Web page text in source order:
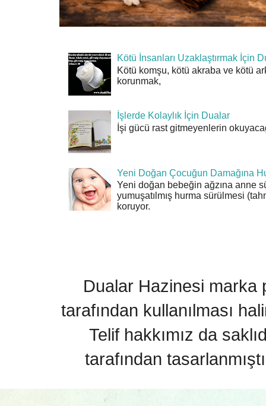
Kötü İnsanları Uzaklaştırmak İçin
Kötü komşu, kötü akraba ve kötü
korunmak,
İşlerde Kolaylık İçin Dualar
İşi gücü rast gitmeyenlerin
Yeni Doğan Çocuğun Damağına
Yeni doğan bebeğin ağzına anne
yumuşatılmış hurma sürülmesi
koruyor.
Dualar Hazinesi marka
tarafından kullanılması
Telif hakkımız da
tarafından